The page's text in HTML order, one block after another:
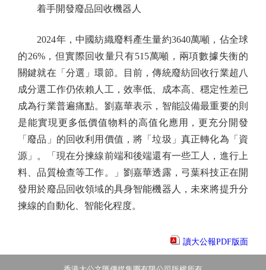
着手開發廢品回收機器人
2024年，中國紡織廢料產生量約3640萬噸，佔全球
的26%，但實際回收量只有515萬噸，兩項數據失衡的
關鍵就在「分選」環節。目前，傳統廢紡回收行業超八
成分選工作仍依賴人工，效率低、成本高、穩定性差已
成為行業普遍痛點。劉嘉華表示，智能設備最重要的則
是能實現更多低價值物料的高值化應用，更充分開發
「廢品」的回收利用價值，將「垃圾」真正轉化為「資
源」。「現在分揀線前端和後端還有一些工人，進行上
料、品質檢查等工作。」劉嘉華透露，弓葉科技正在開
發用於廢品回收領域的具身智能機器人，未來將提升分
揀線的自動化、智能化程度。
讀大公報PDF版面